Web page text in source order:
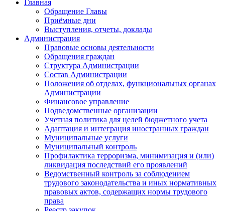
Главная
Обращение Главы
Приёмные дни
Выступления, отчеты, доклады
Администрация
Правовые основы деятельности
Обращения граждан
Структура Администрации
Состав Администрации
Положения об отделах, функциональных органах
Администрации
Финансовое управление
Подведомственные организации
Учетная политика для целей бюджетного учета
Адаптация и интеграция иностранных граждан
Муниципальные услуги
Муниципальный контроль
Профилактика терроризма, минимизация и (или)
ликвидация последствий его проявлений
Ведомственный контроль за соблюдением
трудового законодательства и иных нормативных
правовых актов, содержащих нормы трудового
права